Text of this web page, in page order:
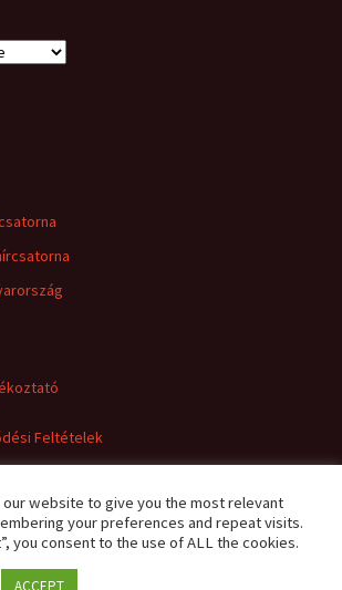
Feltételek
our website to give you the most relevant
your preferences and repeat visits.
you consent to the use of ALL the cookies.
ACCEPT